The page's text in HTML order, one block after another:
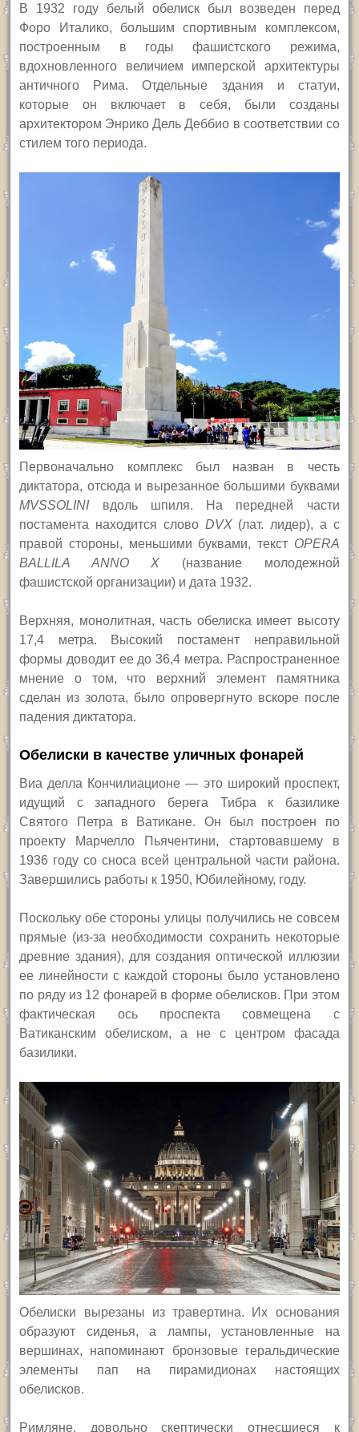
В 1932 году белый обелиск был возведен перед
Форо Италико, большим спортивным комплексом,
построенным в годы фашистского режима,
вдохновленного величием имперской архитектуры
античного Рима. Отдельные здания и статуи,
которые он включает в себя, были созданы
архитектором Энрико Дель Деббио в соответствии со
стилем того периода.
Первоначально комплекс был назван в честь
диктатора, отсюда и вырезанное большими буквами
MVSSOLINIвдоль шпиля. На передней части
постамента находится слово DVX(лат. лидер), а с
правой стороны, меньшими буквами, текст OPERA
BALLILA ANNO X (название молодежной
фашистской организации) и дата 1932.
Верхняя, монолитная, часть обелиска имеет высоту
17,4 метра. Высокий постамент неправильной
формы доводит ее до 36,4 метра. Распространенное
мнение о том, что верхний элемент памятника
сделан из золота, было опровергнуто вскоре после
падения диктатора.
Обелиски в качестве уличных фонарей
Виа делла Кончилиационе — это широкий проспект,
идущий с западного берега Тибра к базилике
Святого Петра в Ватикане. Он был построен по
проекту Марчелло Пьячентини, стартовавшему в
1936 году со сноса всей центральной части района.
Завершились работы к 1950, Юбилейному, году.
Поскольку обе стороны улицы получились не совсем
прямые (из-за необходимости сохранить некоторые
древние здания), для создания оптической иллюзии
ее линейности с каждой стороны было установлено
по ряду из 12 фонарей в форме обелисков. При этом
фактическая ось проспекта совмещена с
Ватиканским обелиском, а не с центром фасада
базилики.
Обелиски вырезаны из травертина. Их основания
образуют сиденья, а лампы, установленные на
вершинах, напоминают бронзовые геральдические
элементы пап на пирамидионах настоящих
обелисков.
Римляне, довольно скептически отнесшиеся к